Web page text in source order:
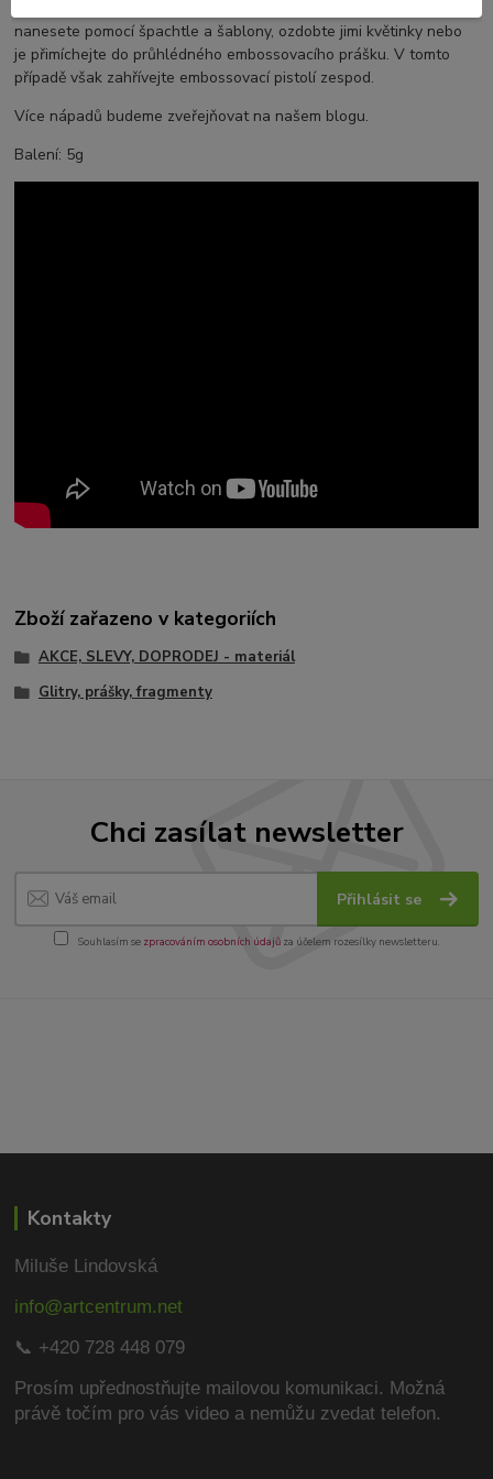
nanesete pomocí špachtle a šablony, ozdobte jimi květinky nebo
je přimíchejte do průhlédného embossovacího prášku. V tomto
případě však zahřívejte embossovací pistolí zespod.
Více nápadů budeme zveřejňovat na našem blogu.
Balení: 5g
Zboží zařazeno v kategoriích
AKCE, SLEVY, DOPRODEJ - materiál
Glitry, prášky, fragmenty
Chci zasílat newsletter
Přihlásit se
Souhlasím se zpracováním osobních údajůza účelem rozesílky newsletteru.
Kontakty
Miluše Lindovská
info@artcentrum.net
📞 +420 728 448 079
Prosím upřednostňujte mailovou komunikaci. Možná
právě točím pro vás video a nemůžu zvedat telefon.